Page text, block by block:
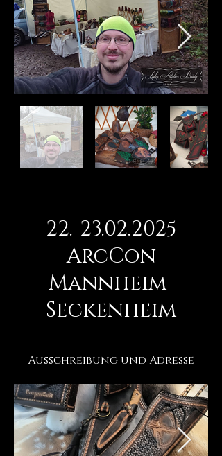
22.-23.02.2025
ArcCon
Mannheim-
Seckenheim
Ausschreibung und Adresse